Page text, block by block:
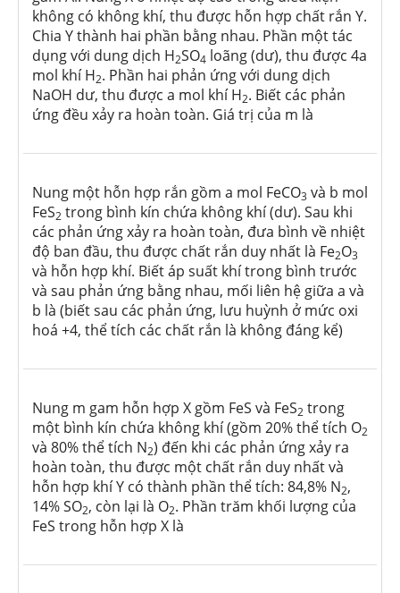
không có không khí, thu được hỗn hợp chất rắn Y.
Chia Y thành hai phần bằng nhau. Phần một tác
dụng với dung dịch H2SO4 loãng (dư), thu được 4a
mol khí H2. Phần hai phản ứng với dung dịch
NaOH dư, thu được a mol khí H2. Biết các phản
ứng đều xảy ra hoàn toàn. Giá trị của m là
Nung một hỗn hợp rắn gồm a mol FeCO3 và b mol
FeS2 trong bình kín chứa không khí (dư). Sau khi
các phản ứng xảy ra hoàn toàn, đưa bình về nhiệt
độ ban đầu, thu được chất rắn duy nhất là Fe2O3
và hỗn hợp khí. Biết áp suất khí trong bình trước
và sau phản ứng bằng nhau, mối liên hệ giữa a và
b là (biết sau các phản ứng, lưu huỳnh ở mức oxi
hoá +4, thể tích các chất rắn là không đáng kể)
Nung m gam hỗn hợp X gồm FeS và FeS2 trong
một bình kín chứa không khí (gồm 20% thể tích O2
và 80% thể tích N2) đến khi các phản ứng xảy ra
hoàn toàn, thu được một chất rắn duy nhất và
hỗn hợp khí Y có thành phần thể tích: 84,8% N2,
14% SO2, còn lại là O2. Phần trăm khối lượng của
FeS trong hỗn hợp X là